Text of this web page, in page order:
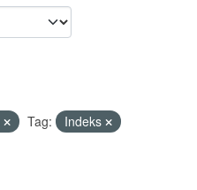
Tag:
Indeks